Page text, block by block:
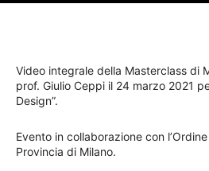
Video integrale della Masterclass di
prof. Giulio Ceppi il 24 marzo 2021
Design”.
Evento in collaborazione con
Provincia di Milano.